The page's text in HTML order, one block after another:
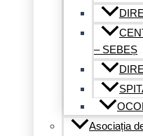
– SEBEȘ
Asociația